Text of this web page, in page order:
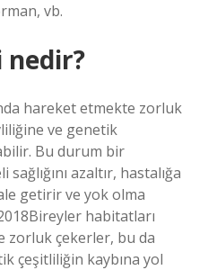
vb.
hareket etmekte zorluk
ve genetik
Bu durum bir
azaltır, hastalığa
getirir ve yok olma
habitatları
zorluk çekerler, bu da
çeşitliliğin kaybına yol